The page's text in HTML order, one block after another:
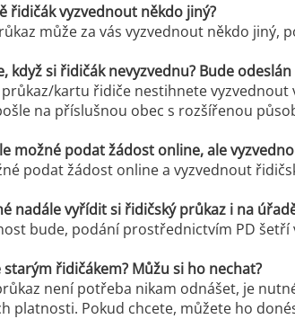
řidičák vyzvednout někdo jiný?
může za vás vyzvednout někdo jiný,
když si řidičák nevyzvednu? Bude
kartu řidiče nestihnete
na příslušnou obec s rozšířenou
možné podat žádost online, ale
podat žádost online a vyzvednout
nadále vyřídit si řidičský průkaz i na
bude, podání prostřednictvím PD šetří
řidičákem? Můžu si ho nechat?
není potřeba nikam odnášet, je
platnosti. Pokud chcete, můžete ho